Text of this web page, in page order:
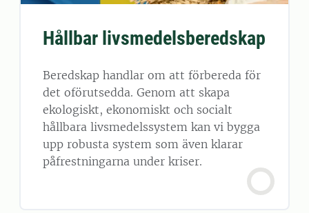
Hållbar livsmedelsberedskap
Beredskap handlar om att förbereda för
det oförutsedda. Genom att skapa
ekologiskt, ekonomiskt och socialt
hållbara livsmedelssystem kan vi bygga
upp robusta system som även klarar
påfrestningarna under kriser.